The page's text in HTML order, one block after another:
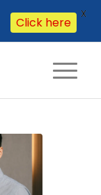
Click here
X